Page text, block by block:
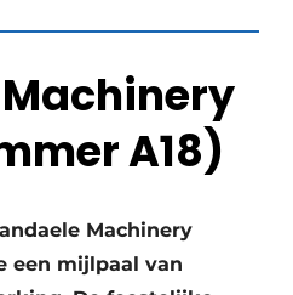
A18)
Machinery
een mijlpaal van